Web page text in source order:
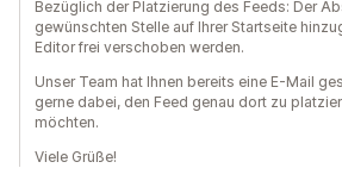
Bezüglich der Platzierung des Feeds: Der
gewünschten Stelle auf Ihrer Startseite
Editor frei verschoben werden.
Unser Team hat Ihnen bereits eine E-Mail
gerne dabei, den Feed genau dort zu
möchten.
Viele Grüße!